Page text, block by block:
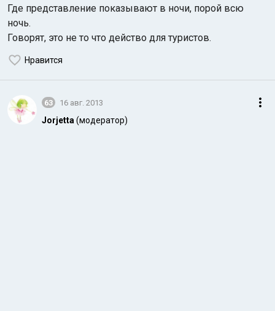
Где представление показывают в ночи, порой всю
ночь.
Говорят, это не то что действо для туристов.
Нравится
63 16 авг. 2013
Jorjetta (модератор)